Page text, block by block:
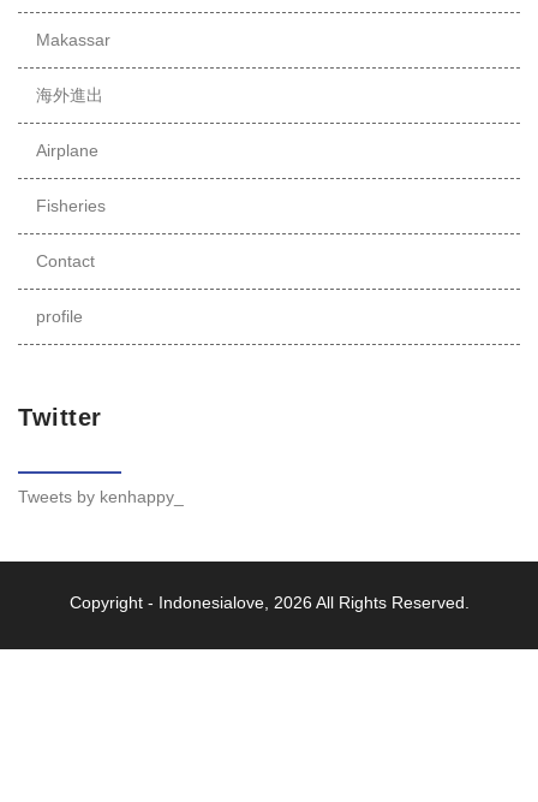
Makassar
海外進出
Airplane
Fisheries
Contact
profile
Twitter
Tweets by kenhappy_
Copyright - Indonesialove, 2026 All Rights Reserved.